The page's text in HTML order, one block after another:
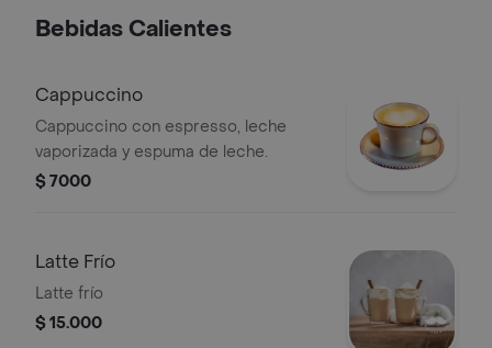
Bebidas Calientes
Cappuccino
Cappuccino con espresso, leche
vaporizada y espuma de leche.
$ 7000
Latte Frío
Latte frío
$ 15.000